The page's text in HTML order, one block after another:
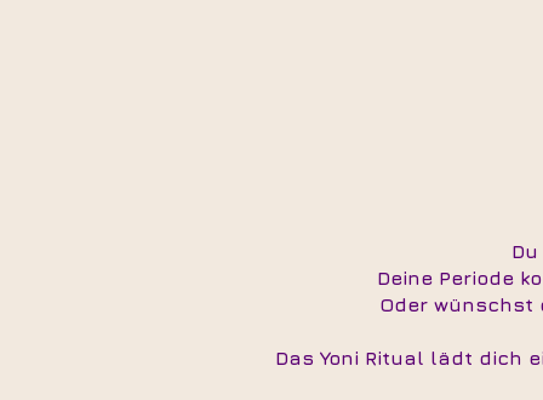
Deine Periode
Oder wünschst
Das Yoni Ritual lädt dich